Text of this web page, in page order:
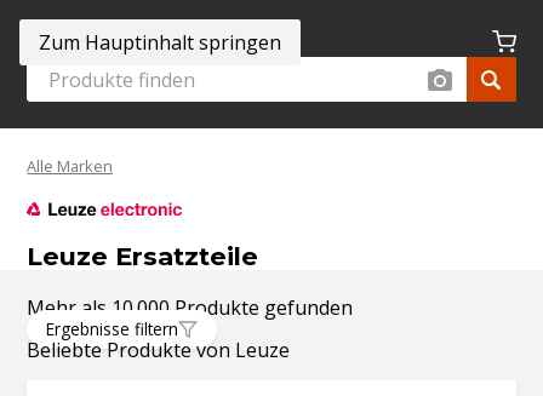
Zum Hauptinhalt springen
Alle Marken
Leuze Ersatzteile
Mehr als 10.000 Produkte gefunden
Ergebnisse filtern
Beliebte Produkte von Leuze